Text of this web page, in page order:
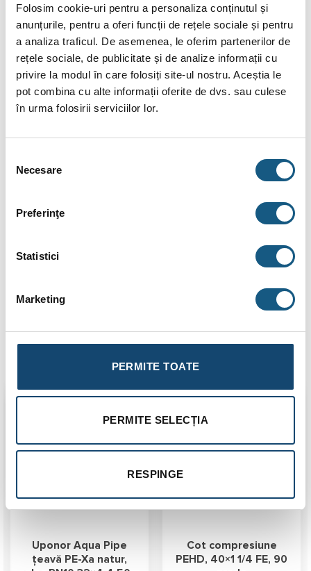
Folosim cookie-uri pentru a personaliza conținutul și
anunțurile, pentru a oferi funcții de rețele sociale și pentru
a analiza traficul. De asemenea, le oferim partenerilor de
rețele sociale, de publicitate și de analize informații cu
privire la modul în care folosiți site-ul nostru. Aceștia le
pot combina cu alte informații oferite de dvs. sau culese
în urma folosirii serviciilor lor.
consimțământului
Necesare
Preferinţe
Statistici
Marketing
PERMITE TOATE
PERMITE SELECȚIA
RESPINGE
DESCRIERE
INFORMAȚII SUPLIMENTARE
Fitingurile compresiune (WaterKit) sunt proiectate pentru
Corpul racordului, material polipropilena PP-B cu proprietati
mecanice excelente chiar si la temperaturi ridicate, culoare
neagra.
Produse similare
Uponor Aqua Pipe
țeavă PE-Xa natur,
Cot compresiune
PEHD, 40×1 1/4 FE, 90